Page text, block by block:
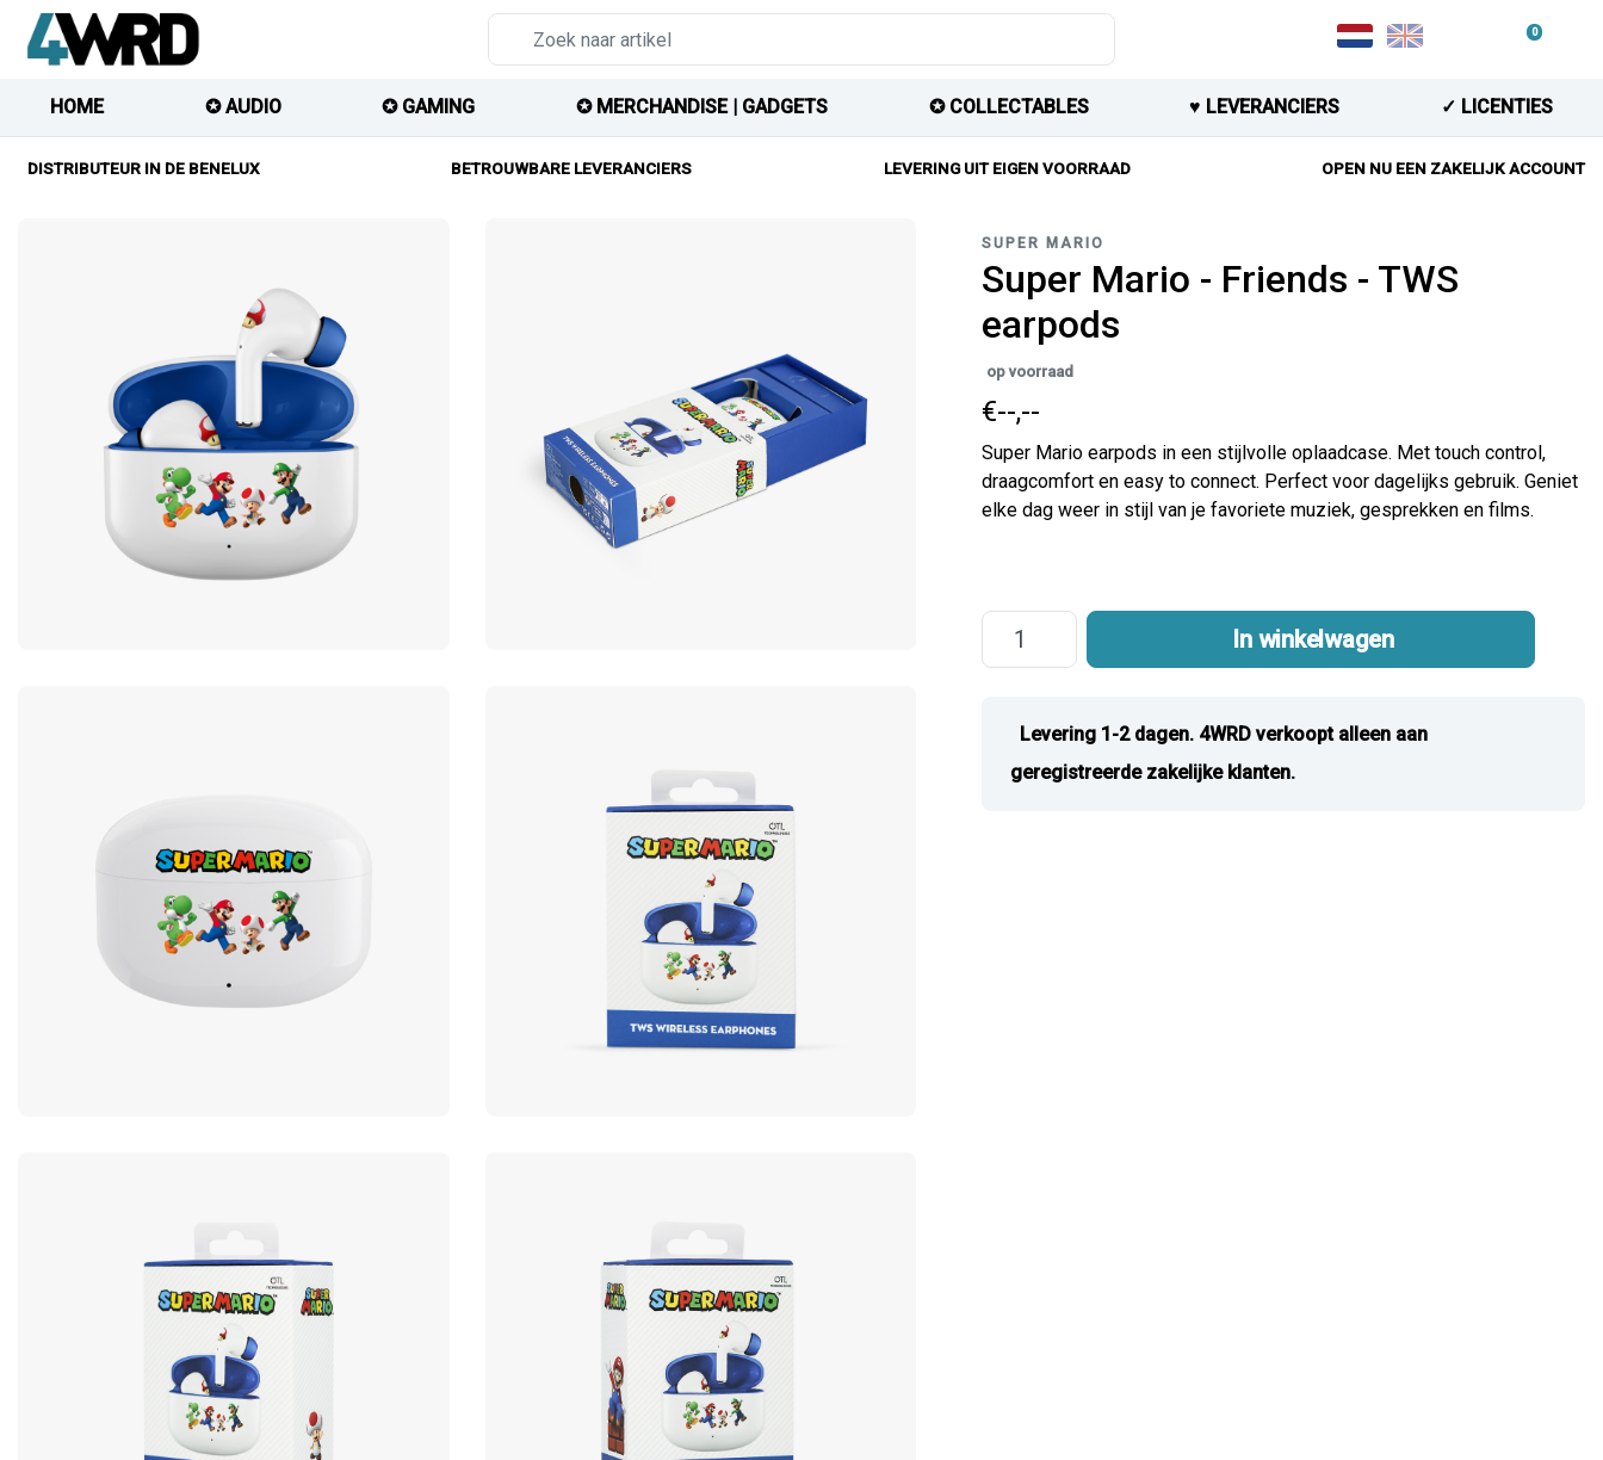
0
HOME ✪ AUDIO ✪ GAMING ✪ MERCHANDISE | GADGETS ✪ COLLECTABLES ♥︎ LEVERANCIERS ✓ LICENTIES
DISTRIBUTEUR IN DE BENELUX BETROUWBARE LEVERANCIERS LEVERING UIT EIGEN VOORRAAD OPEN NU EEN ZAKELIJK ACCOUNT
SUPER MARIO
Super Mario - Friends - TWS
earpods
op voorraad
€--,--
Super Mario earpods in een stijlvolle oplaadcase. Met touch control,
draagcomfort en easy to connect. Perfect voor dagelijks gebruik. Geniet
elke dag weer in stijl van je favoriete muziek, gesprekken en films.
In winkelwagen
Levering 1-2 dagen. 4WRD verkoopt alleen aan
geregistreerde zakelijke klanten.